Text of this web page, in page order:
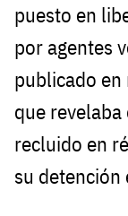
puesto en
por agentes
publicado en
que
recluido en
su detención